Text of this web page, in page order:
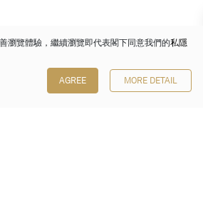
瀏覽體驗，繼續瀏覽即代表閣下同意我們的私隱
AGREE MORE DETAIL